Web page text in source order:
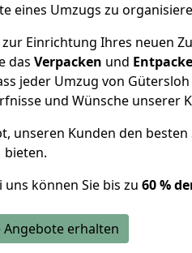
eines Umzugs zu
Einrichtung Ihres neuen
das Verpacken und
jeder Umzug von
und Wünsche unserer
unseren Kunden den besten
bieten.
können Sie bis zu 60 %
Angebote erhalten